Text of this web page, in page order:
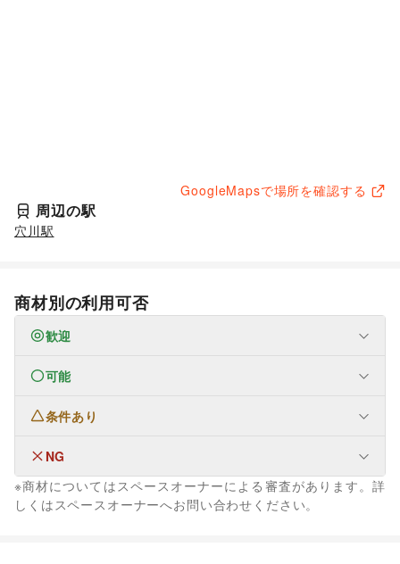
GoogleMapsで場所を確認する
周辺の駅
穴川駅
商材別の利用可否
歓迎
なし可能
ファッション
ユニセックス
/ジュエリー・アクセサリー/メガネ・アイウェア/ 腕時計/
靴/バッグ・革小物/ファッション雑貨/ 和服・着物
条件あり
なしNG
なし
※商材についてはスペースオーナーによる審査があります。詳
しくはスペースオーナーへお問い合わせください。